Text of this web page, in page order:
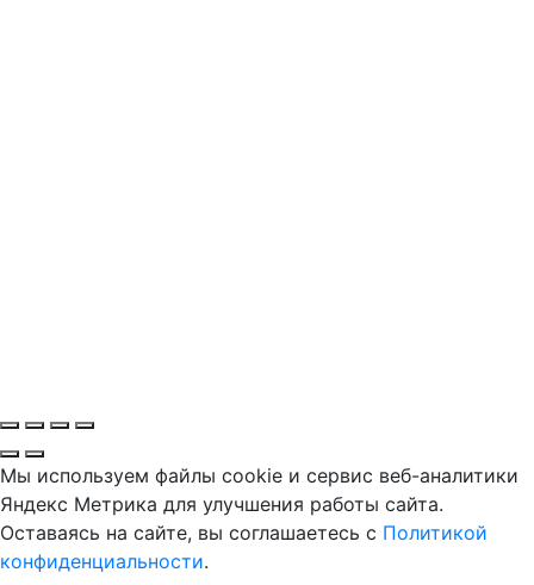
Мы используем файлы cookie и сервис веб-аналитики
Яндекс Метрика для улучшения работы сайта.
Оставаясь на сайте, вы соглашаетесь с Политикой
конфиденциальности.